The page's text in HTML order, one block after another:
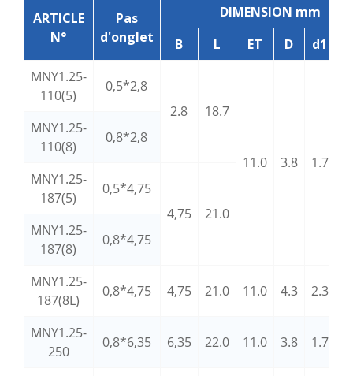
ARTICLE
N°
Pas
d'onglet
DIMENSION mm
B
L ET D
d1
MNY1.25-
110(5)
0,5*2,8
2.8
18.7
11.0 3.8 1.7
MNY1.25-
110(8)
0,8*2,8
MNY1.25-
187(5)
0,5*4,75
4,75
21.0
MNY1.25-
187(8)
0,8*4,75
MNY1.25-
187(8L)
0,8*4,75 4,75 21.0 11.0 4.3 2.3
MNY1.25-
250
0,8*6,35 6,35 22.0 11.0 3.8 1.7